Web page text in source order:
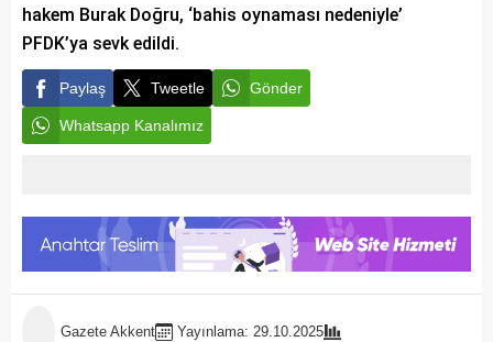
hakem Burak Doğru, ‘bahis oynaması nedeniyle’
PFDK’ya sevk edildi.
Paylaş Tweetle Gönder
Whatsapp Kanalımız
Gazete Akkent Yayınlama: 29.10.2025